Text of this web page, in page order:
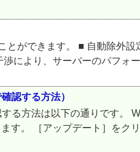
とができます。 ■ 自動除外
により、サーバーのパフォ
認する方法）
る方法は以下の通りです。
す。 ［アップデート］をク